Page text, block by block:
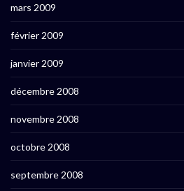
mars 2009
février 2009
janvier 2009
décembre 2008
novembre 2008
octobre 2008
septembre 2008